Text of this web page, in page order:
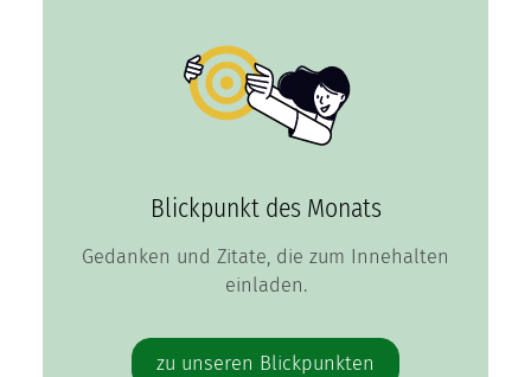
Blickpunkt des Monats
Gedanken und Zitate, die zum Innehalten
einladen.
zu unseren Blickpunkten